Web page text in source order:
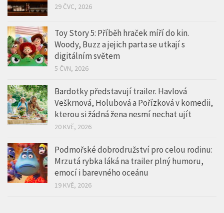
29 ČVC, 2026
Toy Story 5: Příběh hraček míří do kin.
Woody, Buzz a jejich parta se utkají s
digitálním světem
5 ČVN, 2026
Bardotky představují trailer. Havlová
Veškrnová, Holubová a Pořízková v komedii,
kterou si žádná žena nesmí nechat ujít
20 KVĚ, 2026
Podmořské dobrodružství pro celou rodinu:
Mrzutá rybka láká na trailer plný humoru,
emocí i barevného oceánu
19 KVĚ, 2026